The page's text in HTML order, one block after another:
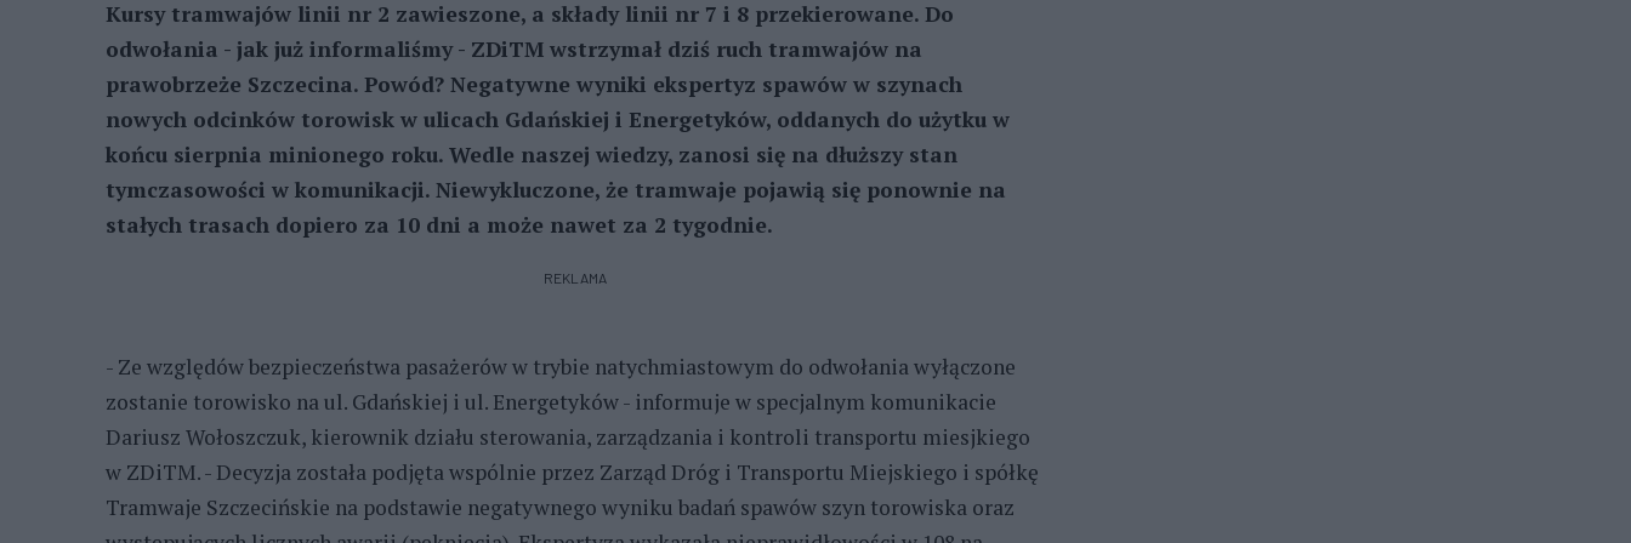
Kursy tramwajów linii nr 2 zawieszone, a składy linii nr 7 i 8 przekierowane. Do
odwołania - jak już informaliśmy - ZDiTM wstrzymał dziś ruch tramwajów na
prawobrzeże Szczecina. Powód? Negatywne wyniki ekspertyz spawów w szynach
nowych odcinków torowisk w ulicach Gdańskiej i Energetyków, oddanych do użytku w
końcu sierpnia minionego roku. Wedle naszej wiedzy, zanosi się na dłuższy stan
tymczasowości w komunikacji. Niewykluczone, że tramwaje pojawią się ponownie na
stałych trasach dopiero za 10 dni a może nawet za 2 tygodnie.
REKLAMA
- Ze względów bezpieczeństwa pasażerów w trybie natychmiastowym do odwołania wyłączone
zostanie torowisko na ul. Gdańskiej i ul. Energetyków - informuje w specjalnym komunikacie
Dariusz Wołoszczuk, kierownik działu sterowania, zarządzania i kontroli transportu miesjkiego
w ZDiTM. - Decyzja została podjęta wspólnie przez Zarząd Dróg i Transportu Miejskiego i spółkę
Tramwaje Szczecińskie na podstawie negatywnego wyniku badań spawów szyn torowiska oraz